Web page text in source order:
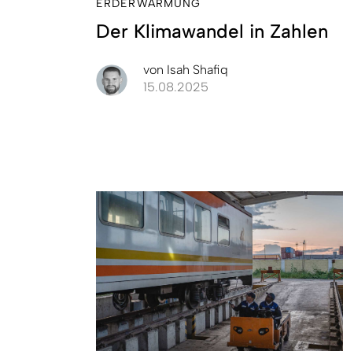
ERDERWÄRMUNG
Der Klimawandel in Zahlen
von Isah Shafiq
15.08.2025